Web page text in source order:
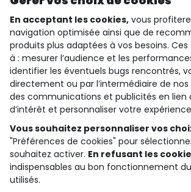
qui sommes-nous ?
besoin d'aide ?
le club fidélité
notre catalogue
Conditions générales de ventes et d'utilisation
Conditions d’utilisation des réseaux sociaux
Politique de confidentialité
En acceptant les cookies, vous
navigation optimisée ainsi que de
produits plus adaptées à vos besoins.
à : mesurer l’audience et les
identifier les éventuels bugs rencontrés,
directement ou par l’intermédiaire de nos
des communications et publicités en lien
d’intérêt et personnaliser votre
Vous souhaitez personnaliser vos
"Préférences de cookies" pour
souhaitez activer. En refusant les
indispensables au bon fonctionnement
utilisés.